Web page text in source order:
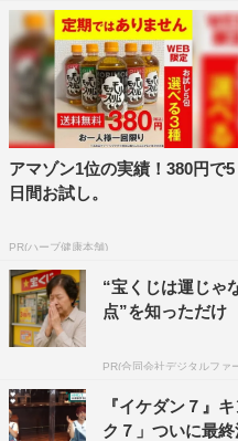
7ORDER イケ
タイムマシーン3号
森田美勇人 真
アマゾン1位の実績！380円で5
日間お試し。
PR(ハーブ健康本舗)
“宝くじは運じゃ
点”を知っただけ
PR(合同会社デジタルファ
『イケダン７』
ク７」ついに最